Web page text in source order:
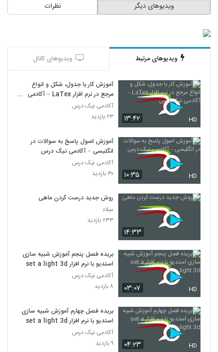
نظرات ویدیوهای دیگر
ویدیوهای مرتبط ویدیوهای کانال
۱۳:۴۲ HD
آموزش کار با جدول، شکل و انواع
مرجع در نرم افزار LaTex – آکادمی
نیک درس
آکادمی نیک درس
۲۳ بازدید
۱۰:۳۵ HD
آموزش اصول پاسخ به سوالات در
انگلیسی – آکادمی نیک درس
آکادمی نیک درس
۳۰ بازدید
۱۴:۳۳
روش جدید درست کردن ماهی
میلاد
۲۳۳ بازدید
۰۳:۰۷ HD
بریده فصل پنجم آموزش شبیه سازی
استدیو با نرم افزار set a light 3d
آکادمی نیک درس
۸ بازدید
۰۴:۲۳ HD
بریده فصل چهارم آموزش شبیه سازی
استدیو با نرم افزار set a light 3d
آکادمی نیک درس
۹ بازدید